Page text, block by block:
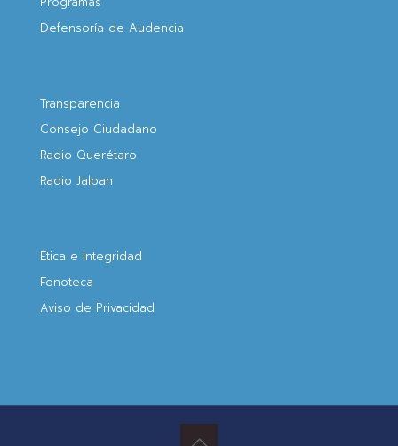
Defensoría de Audencia
Transparencia
Consejo Ciudadano
Radio Querétaro
Radio Jalpan
Ética e Integridad
Fonoteca
Aviso de Privacidad